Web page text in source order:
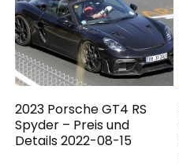
2023 Porsche GT4 RS
Spyder – Preis und
Details 2022-08-15